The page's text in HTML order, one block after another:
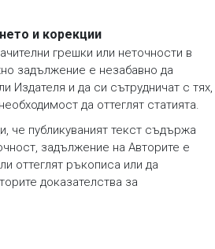
и корекции
грешки или неточности в
задължение е незабавно да
Издателя и да си сътрудничат с тях,
да оттеглят статията.
че публикуваният текст съдържа
задължение на Авторите е
оттеглят ръкописа или да
доказателства за